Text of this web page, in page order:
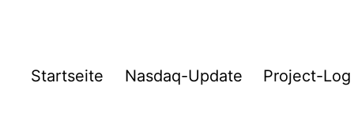
Startseite Nasdaq-Update Project-Log